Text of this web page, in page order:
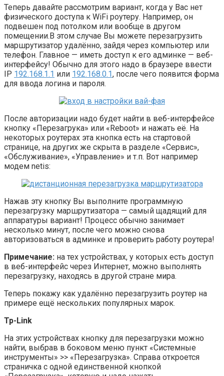
Теперь давайте рассмотрим вариант, когда у Вас нет
физического доступа к WiFi роутеру. Например, он
подвешен под потолком или вообще в другом
помещении.В этом случае Вы можете перезагрузить
маршрутизатор удалённо, зайдя через компьютер или
телефон. Главное — иметь доступ к его админке — веб-
интерфейсу! Обычно для этого надо в браузере ввести
IP 192.168.1.1 или 192.168.0.1, после чего появится форма
для ввода логина и пароля.
После авторизации надо будет найти в веб-интерфейсе
кнопку «Перезагрука» или «Reboot» и нажать её. На
некоторых роутерах эта кнопка есть на стартовой
странице, на других же скрыта в разделе «Сервис»,
«Обслуживание», «Управление» и т.п. Вот например
модем netis:
Нажав эту кнопку Вы выполните программную
перезагрузку маршрутизатора — самый щадящий для
аппаратуры вариант! Процесс обычно занимает
несколько минут, после чего можно снова
авторизоваться в админке и проверить работу роутера!
Примечание: на тех устройствах, у которых есть доступ
в веб-интерфейс через Интернет, можно выполнять
перезагрузку, находясь в другой стране мира.
Теперь покажу как удалённо перезагрузить роутер на
примере ещё нескольких популярных марок.
Tp-Link
На этих устройствах кнопку для перезагрузки можно
найти, выбрав в боковом меню пункт «Системные
инструменты» >> «Перезагрузка». Справа откроется
страничка с одной единственной кнопкой